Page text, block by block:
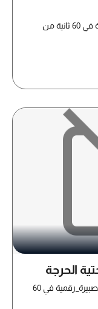
#الذكاء_الاصطناعي_في_الصحة #تصبيرة_رقمية في 60 ثانية من
الحرجة
#الذكاء_الاصطناعي_في_البنى_التحتية_الحرجة #تصبيرة_رقمية في 60